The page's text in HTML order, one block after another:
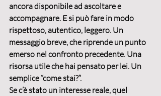
ancora disponibile ad ascoltare e
accompagnare. E si può fare in modo
rispettoso, autentico, leggero. Un
messaggio breve, che riprende un punto
emerso nel confronto precedente. Una
risorsa utile che hai pensato per lei. Un
semplice “come stai?”.
Se c’è stato un interesse reale, quel